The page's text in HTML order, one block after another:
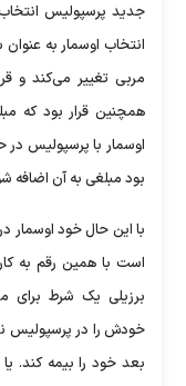
جدید پرسپولیس
انتخاب اوسمار به
مربی تغییر می‌کند و
همچنین قرار بود که
بود مبلغی به آن اضافه
با این حال خود اوسمار
است با همین رقم به
برزیلی یک شرط برای
خودش را در پرسپولیس
بعد خود را بیمه کند.